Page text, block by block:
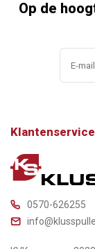
Op de
Klantenservice
0570-626255